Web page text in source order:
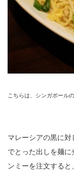
こちらは、シンガポール
マレーシアの黒に
でとった出しを麺
ンミーを注文する